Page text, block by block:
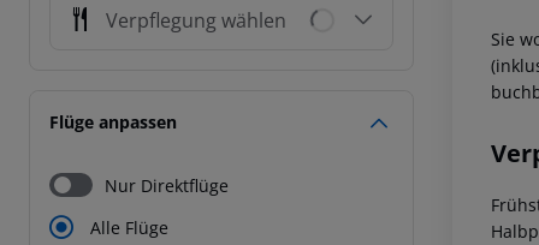
Verpflegung wählen
Flüge anpassen
Nur Direktflüge
Alle Flüge
Sie